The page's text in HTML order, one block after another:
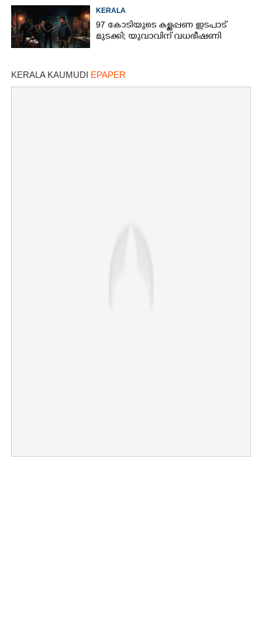
KERALA
97 കോടിയുടെ കള്ളപ്പണ ഇടപാട്
മുടക്കി; യുവാവിന് വധഭീഷണി
KERALA KAUMUDI EPAPER